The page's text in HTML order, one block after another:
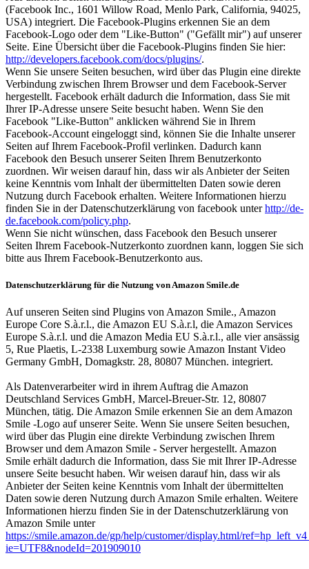
(Facebook Inc., 1601 Willow Road, Menlo Park, California, 94025,
USA) integriert. Die Facebook-Plugins erkennen Sie an dem
Facebook-Logo oder dem "Like-Button" ("Gefällt mir") auf unserer
Seite. Eine Übersicht über die Facebook-Plugins finden Sie hier:
http://developers.facebook.com/docs/plugins/.
Wenn Sie unsere Seiten besuchen, wird über das Plugin eine direkte
Verbindung zwischen Ihrem Browser und dem Facebook-Server
hergestellt. Facebook erhält dadurch die Information, dass Sie mit
Ihrer IP-Adresse unsere Seite besucht haben. Wenn Sie den
Facebook "Like-Button" anklicken während Sie in Ihrem
Facebook-Account eingeloggt sind, können Sie die Inhalte unserer
Seiten auf Ihrem Facebook-Profil verlinken. Dadurch kann
Facebook den Besuch unserer Seiten Ihrem Benutzerkonto
zuordnen. Wir weisen darauf hin, dass wir als Anbieter der Seiten
keine Kenntnis vom Inhalt der übermittelten Daten sowie deren
Nutzung durch Facebook erhalten. Weitere Informationen hierzu
finden Sie in der Datenschutzerklärung von facebook unterhttp://de-
de.facebook.com/policy.php.
Wenn Sie nicht wünschen, dass Facebook den Besuch unserer
Seiten Ihrem Facebook-Nutzerkonto zuordnen kann, loggen Sie sich
bitte aus Ihrem Facebook-Benutzerkonto aus.
Datenschutzerklärung für die Nutzung von Amazon Smile.de
Auf unseren Seiten sind Plugins von Amazon Smile., Amazon
Europe Core S.à.r.l., die Amazon EU S.à.r.l, die Amazon Services
Europe S.à.r.l. und die Amazon Media EU S.à.r.l., alle vier ansässig
5, Rue Plaetis, L-2338 Luxemburg sowie Amazon Instant Video
Germany GmbH, Domagkstr. 28, 80807 München. integriert.
Als Datenverarbeiter wird in ihrem Auftrag die Amazon
Deutschland Services GmbH, Marcel-Breuer-Str. 12, 80807
München, tätig. Die Amazon Smile erkennen Sie an dem Amazon
Smile -Logo auf unserer Seite. Wenn Sie unsere Seiten besuchen,
wird über das Plugin eine direkte Verbindung zwischen Ihrem
Browser und dem Amazon Smile - Server hergestellt. Amazon
Smile erhält dadurch die Information, dass Sie mit Ihrer IP-Adresse
unsere Seite besucht haben. Wir weisen darauf hin, dass wir als
Anbieter der Seiten keine Kenntnis vom Inhalt der übermittelten
Daten sowie deren Nutzung durch Amazon Smile erhalten. Weitere
Informationen hierzu finden Sie in der Datenschutzerklärung von
Amazon Smile unter
https://smile.amazon.de/gp/help/customer/display.html/
ie=UTF8&nodeId=201909010